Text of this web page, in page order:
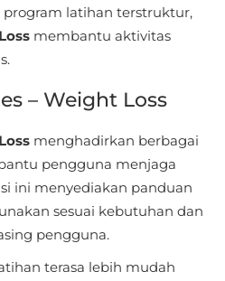
latihan terstruktur,
membantu aktivitas
– Weight Loss
menghadirkan berbagai
pengguna menjaga
ini menyediakan panduan
sesuai kebutuhan dan
pengguna.
terasa lebih mudah